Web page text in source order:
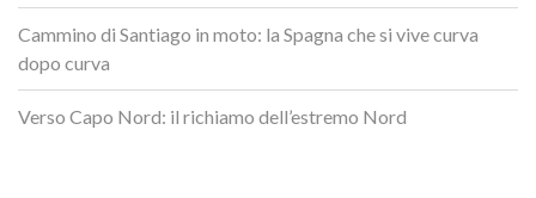
Cammino di Santiago in moto: la Spagna che si vive curva
dopo curva
Verso Capo Nord: il richiamo dell’estremo Nord